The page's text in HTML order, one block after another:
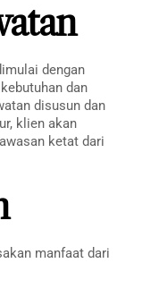
dengan
dan
disusun dan
klien akan
ketat dari
manfaat dari